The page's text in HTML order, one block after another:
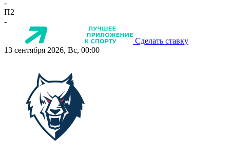
-
П2
-
Сделать ставку
13 сентября 2026, Вс, 00:00